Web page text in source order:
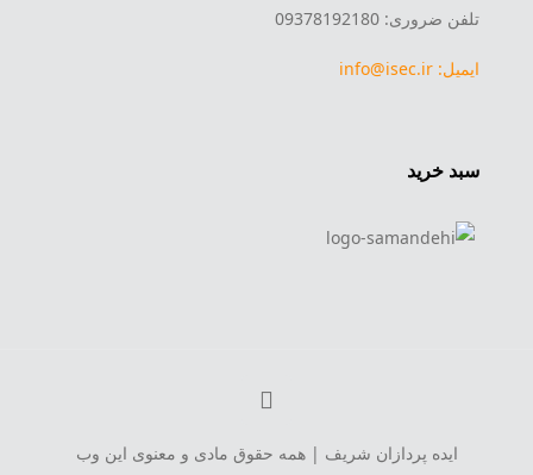
تلفن ضروری: 09378192180
ایمیل: info@isec.ir
سبد خرید
ایده پردازان شریف | همه حقوق مادی و معنوی این وب